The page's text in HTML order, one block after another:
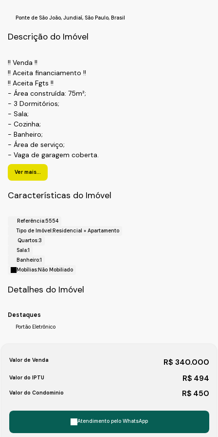
Ponte de São João,Jundiaí, São Paulo,Brasil
Descrição do Imóvel
!! Venda !!
!! Aceita financiamento !!
!! Aceita Fgts !!
- Área construída: 75m²;
- 3 Dormitórios;
- Sala;
- Cozinha;
- Banheiro;
- Área de serviço;
- Vaga de garagem coberta.
!! Condomínio !!
- Portaria Eletronica
Bairro: Ponte São João ;
Horários de Agenda para a Visita.
Fale com a Fiveh Soluções Imobiliárias !!!
(11) 4492-7939 / (11) 9 3055-8033 (WhatsApp)
Ver mais...
Características do Imóvel
Referência:5554
Tipo de Imóvel:Residencial » Apartamento
Quartos:3
Sala:1
Banheiro:1
Mobílias:Não Mobiliado
Detalhes do Imóvel
Destaques
Portão Eletrônico
R$ 340.000
Valor de Venda
Valor do IPTU R$ 494
Valor do Condominio R$ 450
Atendimento pelo WhatsApp